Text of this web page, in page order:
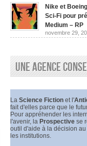
Nike et
Sci-Fi pour
Medium – RP
novembre 29,
Une agence
La Science Fiction et l'
fait d'elles parce que le
Pour appréhender les
l'avenir, la Prospective se
outil d'aide à la décision
les institutions.